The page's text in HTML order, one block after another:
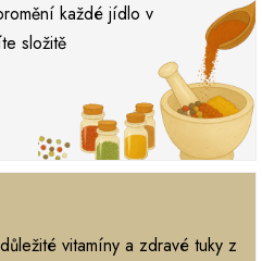
každé jídlo v
složitě
vitamíny a zdravé tuky z